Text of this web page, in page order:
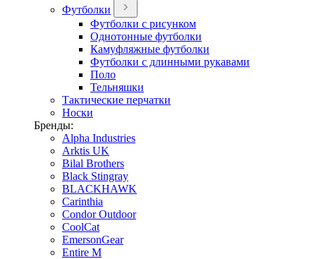
Футболки
Футболки с рисунком
Однотонные футболки
Камуфляжные футболки
Футболки с длинными рукавами
Поло
Тельняшки
Тактические перчатки
Носки
Бренды:
Alpha Industries
Arktis UK
Bilal Brothers
Black Stingray
BLACKHAWK
Carinthia
Condor Outdoor
CoolCat
EmersonGear
Entire M